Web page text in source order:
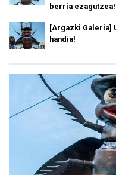
berria
[Argazki Galeria]
handia!